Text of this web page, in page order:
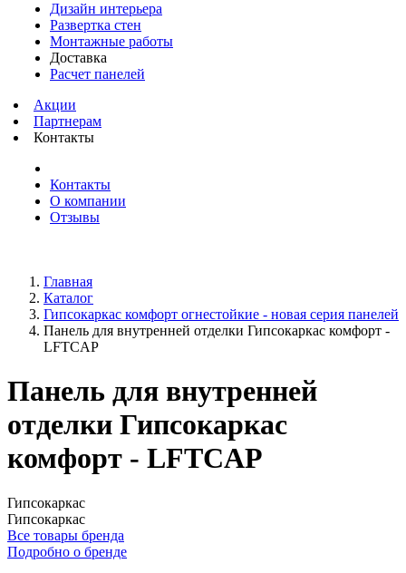
Дизайн интерьера
Развертка стен
Монтажные работы
Доставка
Расчет панелей
Акции
Партнерам
Контакты
Контакты
О компании
Отзывы
Главная
Каталог
Гипсокаркас комфорт огнестойкие - новая серия панелей
Панель для внутренней отделки Гипсокаркас комфорт -
LFTCAP
Панель для внутренней
отделки Гипсокаркас
комфорт - LFTCAP
Гипсокаркас
Гипсокаркас
Все товары бренда
Подробно о бренде